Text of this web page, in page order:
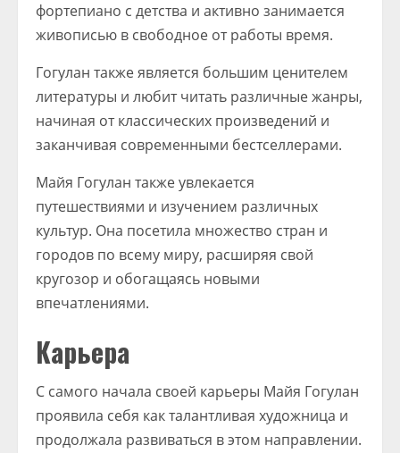
фортепиано с детства и активно занимается
живописью в свободное от работы время.
Гогулан также является большим ценителем
литературы и любит читать различные жанры,
начиная от классических произведений и
заканчивая современными бестселлерами.
Майя Гогулан также увлекается
путешествиями и изучением различных
культур. Она посетила множество стран и
городов по всему миру, расширяя свой
кругозор и обогащаясь новыми
впечатлениями.
Карьера
С самого начала своей карьеры Майя Гогулан
проявила себя как талантливая художница и
продолжала развиваться в этом направлении.